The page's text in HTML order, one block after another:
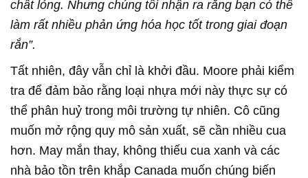
chất lỏng. Nhưng chúng tôi nhận ra rằng bạn có thể
làm rất nhiều phản ứng hóa học tốt trong giai đoạn
rắn”.
Tất nhiên, đây vẫn chỉ là khởi đầu. Moore phải kiểm
tra để đảm bảo rằng loại nhựa mới này thực sự có
thể phân huỷ trong môi trường tự nhiên. Cô cũng
muốn mở rộng quy mô sản xuất, sẽ cần nhiều cua
hơn. May mắn thay, không thiếu cua xanh và các
nhà bảo tồn trên khắp Canada muốn chúng biến